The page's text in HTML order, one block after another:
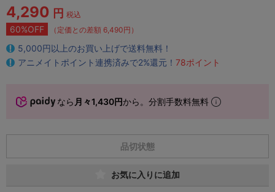
4,290 円 税込
60%OFF （定価との差額 6,490円）
5,000円以上のお買い上げで送料無料！
アニメイトポイント連携済みで2%還元！ 78ポイント
なら 月々1,430円から。分割手数料無料
品切状態
お気に入りに追加